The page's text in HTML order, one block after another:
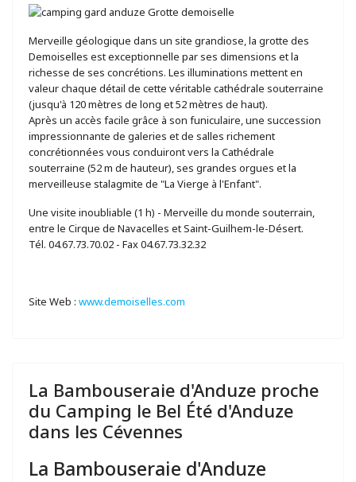
Merveille géologique dans un site grandiose, la grotte des
Demoiselles est exceptionnelle par ses dimensions et la
richesse de ses concrétions. Les illuminations mettent en
valeur chaque détail de cette véritable cathédrale souterraine
(jusqu'à 120 mètres de long et 52 mètres de haut).
Après un accès facile grâce à son funiculaire, une succession
impressionnante de galeries et de salles richement
concrétionnées vous conduiront vers la Cathédrale
souterraine (52 m de hauteur), ses grandes orgues et la
merveilleuse stalagmite de "La Vierge à l'Enfant".
Une visite inoubliable (1 h) - Merveille du monde souterrain,
entre le Cirque de Navacelles et Saint-Guilhem-le-Désert.
Tél. 04.67.73.70.02 - Fax 04.67.73.32.32
Site Web : www.demoiselles.com
La Bambouseraie d'Anduze proche
du Camping le Bel Été d'Anduze
dans les Cévennes
La Bambouseraie d'Anduze